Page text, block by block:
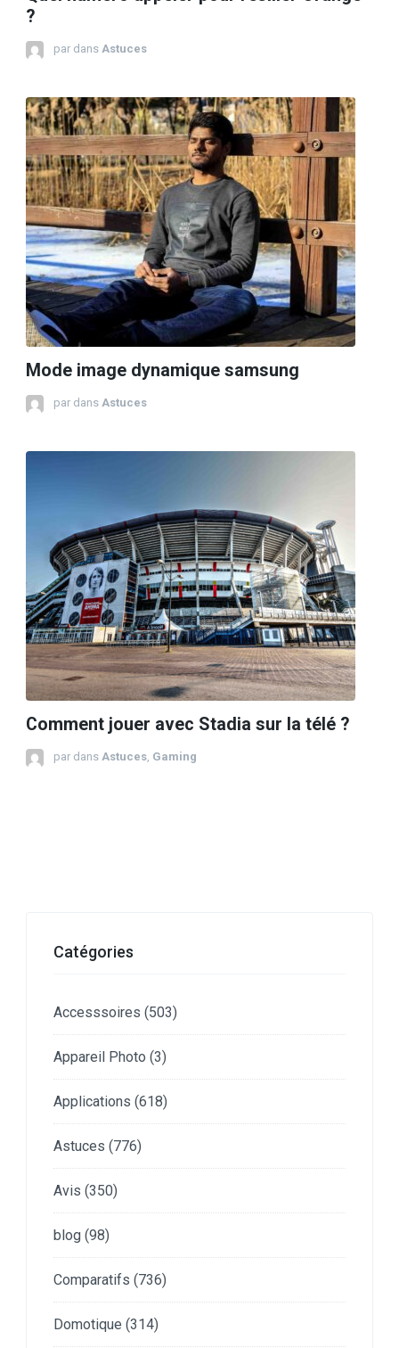
?
par dans Astuces
Mode image dynamique samsung
par dans Astuces
Comment jouer avec Stadia sur la télé ?
par dans Astuces, Gaming
Catégories
Accesssoires (503)
Appareil Photo (3)
Applications (618)
Astuces (776)
Avis (350)
blog (98)
Comparatifs (736)
Domotique (314)